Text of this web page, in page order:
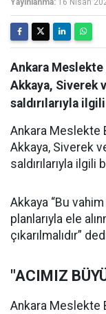
Yayınlanma: 16 Nisan
Ankara Meslekte
Akkaya, Siverek
saldırılarıyla ilgili
Ankara Meslekte
Akkaya, Siverek
saldırılarıyla ilgili
Akkaya “Bu
planlarıyla ele
çıkarılmalıdır”
"ACIMIZ
Ankara Meslekte